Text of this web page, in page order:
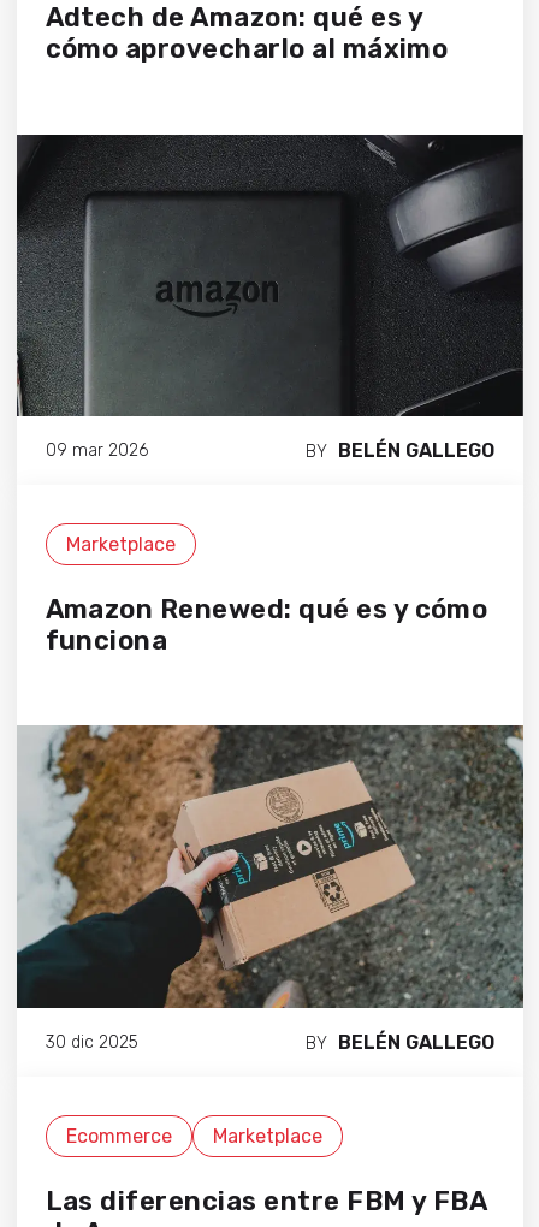
Adtech de Amazon: qué es y
cómo aprovecharlo al máximo
09 mar 2026 BY BELÉN GALLEGO
Marketplace
Amazon Renewed: qué es y cómo
funciona
30 dic 2025 BY BELÉN GALLEGO
Ecommerce Marketplace
Las diferencias entre FBM y FBA